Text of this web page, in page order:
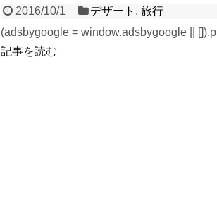
2016/10/1 デザート ,旅行
(adsbygoogle = window.adsbygoogle ||
記事を読む